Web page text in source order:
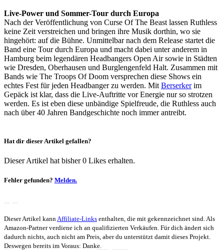
Live-Power und Sommer-Tour durch Europa
Nach der Veröffentlichung von Curse Of The Beast lassen Ruthless
keine Zeit verstreichen und bringen ihre Musik dorthin, wo sie
hingehört: auf die Bühne. Unmittelbar nach dem Release startet die
Band eine Tour durch Europa und macht dabei unter anderem in
Hamburg beim legendären Headbangers Open Air sowie in Städten
wie Dresden, Oberhausen und Burglengenfeld Halt. Zusammen mit
Bands wie The Troops Of Doom versprechen diese Shows ein
echtes Fest für jeden Headbanger zu werden. Mit Berserkerim
Gepäck ist klar, dass die Live-Auftritte vor Energie nur so strotzen
werden. Es ist eben diese unbändige Spielfreude, die Ruthless auch
nach über 40 Jahren Bandgeschichte noch immer antreibt.
Hat dir dieser Artikel gefallen?
Dieser Artikel hat bisher 0 Likes erhalten.
Fehler gefunden? Melden.
Dieser Artikel kann Affiliate-Links enthalten, die mit gekennzeichnet sind. Als
Amazon-Partner verdiene ich an qualifizierten Verkäufen. Für dich ändert sich
dadurch nichts, auch nicht am Preis, aber du unterstützt damit dieses Projekt.
Deswegen bereits im Voraus: Danke.